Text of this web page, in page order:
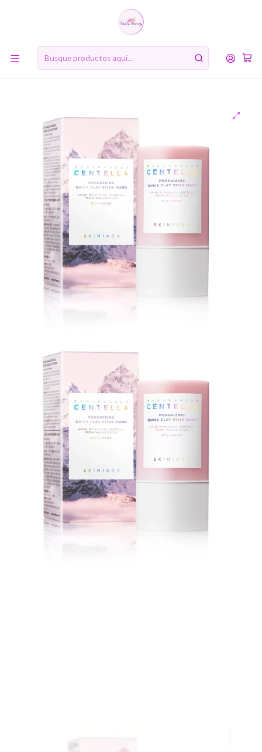
10% de descuento en tu primera compra online. Código: BIENVENIDA10
PREVENTA SKIN1004
Madagascar Centella Poremizing Quick Clay Stick Mask
(SKIN1004) - Limpiador en barra con centella asiática 27gr